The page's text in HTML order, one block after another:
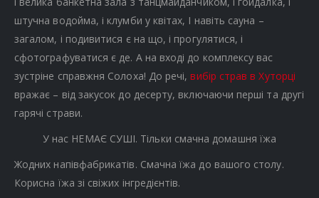
штучна водойма, і клумби у квітах, І навіть сауна –
загалом, і подивитися є на що, і прогулятися, і
сфотографуватися є де. А на вході до комплексу вас
зустріне справжня Солоха! До речі, вибір страв в Хуторці
вражає – від закусок до десерту, включаючи перші та другі
гарячі страви.
У нас НЕМАЄ СУШІ. Тільки смачна домашня їжа
Жодних напівфабрикатів. Смачна їжа до вашого столу.
Корисна їжа зі свіжих інгредієнтів.